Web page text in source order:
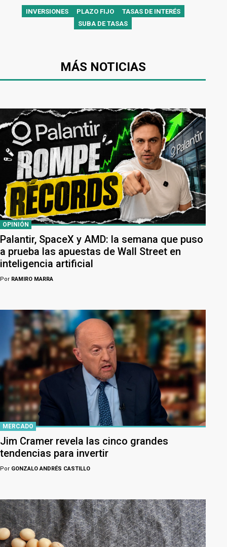
INVERSIONES PLAZO FIJO
TASAS DE INTERÉS
SUBA DE TASAS
MÁS NOTICIAS
OPINIÓN
Palantir, SpaceX y AMD: la semana que puso
a prueba las apuestas de Wall Street en
inteligencia artificial
Por RAMIRO MARRA
MERCADO
Jim Cramer revela las cinco grandes
tendencias para invertir
Por GONZALO ANDRÉS CASTILLO